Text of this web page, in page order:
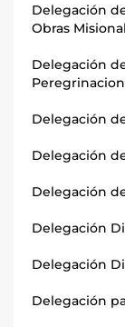
Delegación
Obras
Delegación
Delegación
Delegación
Delegación
Delegación
Delegación
Delegación